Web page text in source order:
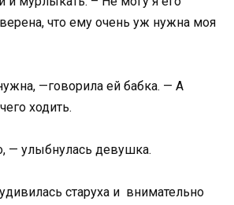
что ему очень уж нужна моя
—говорила ей бабка. — А
ходить.
— улыбнулась девушка.
старуха и внимательно